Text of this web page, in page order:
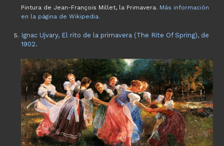
Pintura de Jean-François Millet, la Primavera. Más información
en la página de Wikipedia.
Ignac Ujvary, El rito de la primavera (The Rite Of Spring), de
1902.